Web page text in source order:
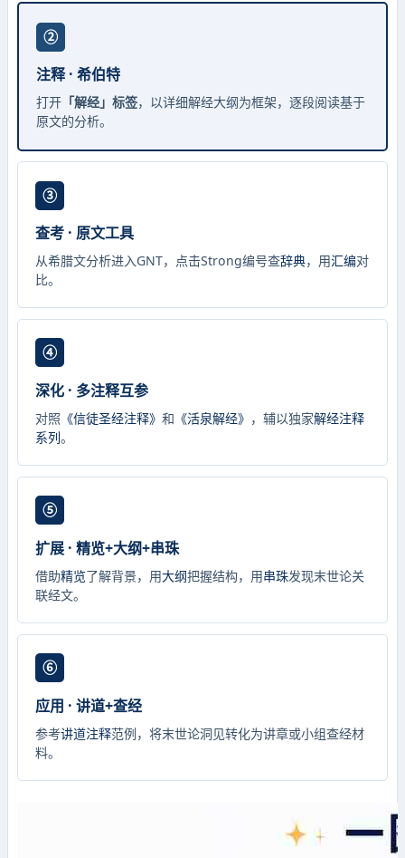
②
注释 · 希伯特
打开 「解经」标签，以详细解经大纲为框架，逐段阅读基于
原文的分析。
③
查考 · 原文工具
从希腊文分析进入GNT，点击Strong编号查辞典，用汇编对
比。
④
深化 · 多注释互参
对照 《信徒圣经注释》和 《活泉解经》 ，辅以独家解经注释
系列。
⑤
扩展 · 精览+大纲+串珠
借助精览了解背景，用大纲把握结构，用串珠发现末世论关
联经文。
⑥
应用 · 讲道+查经
参考讲道注释范例，将末世论洞见转化为讲章或小组查经材
料。